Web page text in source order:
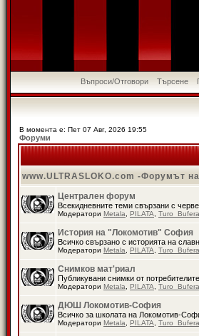
Въпроси/Отговори Търсене
В момента е: Пет 07 Авг, 2026 19:55
Форуми
www.ULTRASLOKO.com -Форумът
Централен форум
Всекидневните теми свързани с
Модератори Metala PILATA Turo_Bufera
История на "Локомотив" София
Всичко свързано с историята на
Модератори Metala PILATA Turo_Bufera
Снимков мат'риал
Публикувани снимки от потребителите.
Модератори Metala PILATA Turo_Bufera
ДЮШ Локомотив-София
Всичко за школата на Локомотив-
Модератори Metala PILATA Turo_Bufera